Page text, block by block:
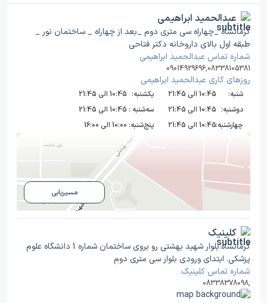
عبدالحمید ابراهیمی
کرمانشاه _چهاراه سی متری دوم _بعد از چهاراه _ ساختمان نور _
طبقه اول بالای داروخانه دکتر فتاحی
شماره تماس عبدالحمید ابراهیمی
09014929696,08338105381
روز‌های کاری عبدالحمید ابراهیمی
شنبه: 10:45 الی 21:45 یکشنبه: 10:45 الی 21:45
دوشنبه: 10:45 الی 21:45 سه‌شنبه : 10:45 الی 21:45
چهارشنبه:10:45 الی 21:45 پنج‌شنبه: 10:00 الی 16:00
مسیریابی
کلینیک
کرمانشاه.بلوار شهید بهشتی رو بروی ساختمان شماره 1 دانشگاه علوم
پزشکی. ابتدای ورودی بلوار سی متری دوم
شماره تماس کلینیک
08338378098,